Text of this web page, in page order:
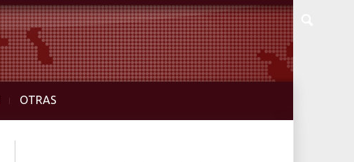
OTRAS